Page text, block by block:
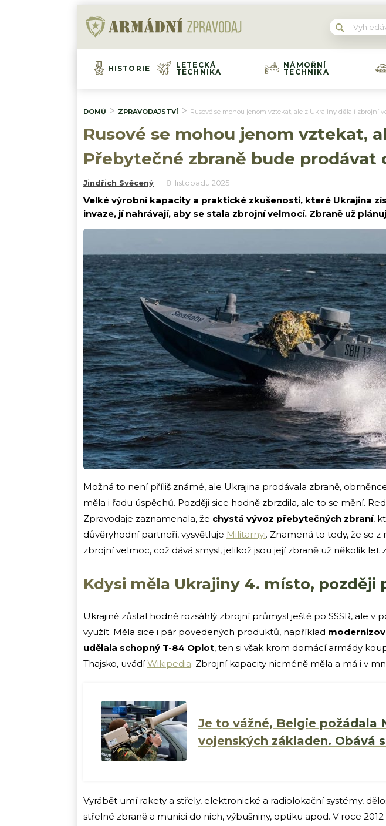
HISTORIE
LETECKÁ
TECHNIKA
NÁMOŘNÍ
TECHNIKA
DOMŮ ZPRAVODAJSTVÍ Rusové se mohou jenom vztekat, ale z Ukrajiny dělají zbrojní
Rusové se mohou jenom vztekat,
Přebytečné zbraně bude prodávat
Jindřich Svěcený 8. listopadu 2025
Velké výrobní kapacity a praktické zkušenosti, které Ukrajina
invaze, jí nahrávají, aby se stala zbrojní velmocí. Zbraně už
Možná to není příliš známé, ale Ukrajina prodávala zbraně,
měla i řadu úspěchů. Později sice hodně zbrzdila, ale to se mění.
Zpravodaje zaznamenala, že chystá vývoz přebytečných zbraní,
důvěryhodní partneři, vysvětluje Militarnyi. Znamená to tedy, že se
zbrojní velmoc, což dává smysl, jelikož jsou její zbraně už několik let
Kdysi měla Ukrajiny 4. místo, později
Ukrajině zůstal hodně rozsáhlý zbrojní průmysl ještě po SSSR, ale v
využít. Měla sice i pár povedených produktů, například
udělala schopný T-84 Oplot, ten si však krom domácí armády
Thajsko, uvádíWikipedia. Zbrojní kapacity nicméně měla a má i v
Je to vážné, Belgie požádala
vojenských základen. Obává
Vyrábět umí rakety a střely, elektronické a radiolokační systémy,
střelné zbraně a munici do nich, výbušniny, optiku apod. V roce